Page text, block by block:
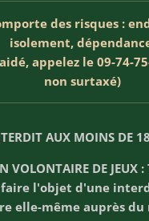
des risques :
isolement,
appelez le 09-74-
non surtaxé)
AUX MOINS DE
VOLONTAIRE DE
l'objet d'une
elle-même auprès du